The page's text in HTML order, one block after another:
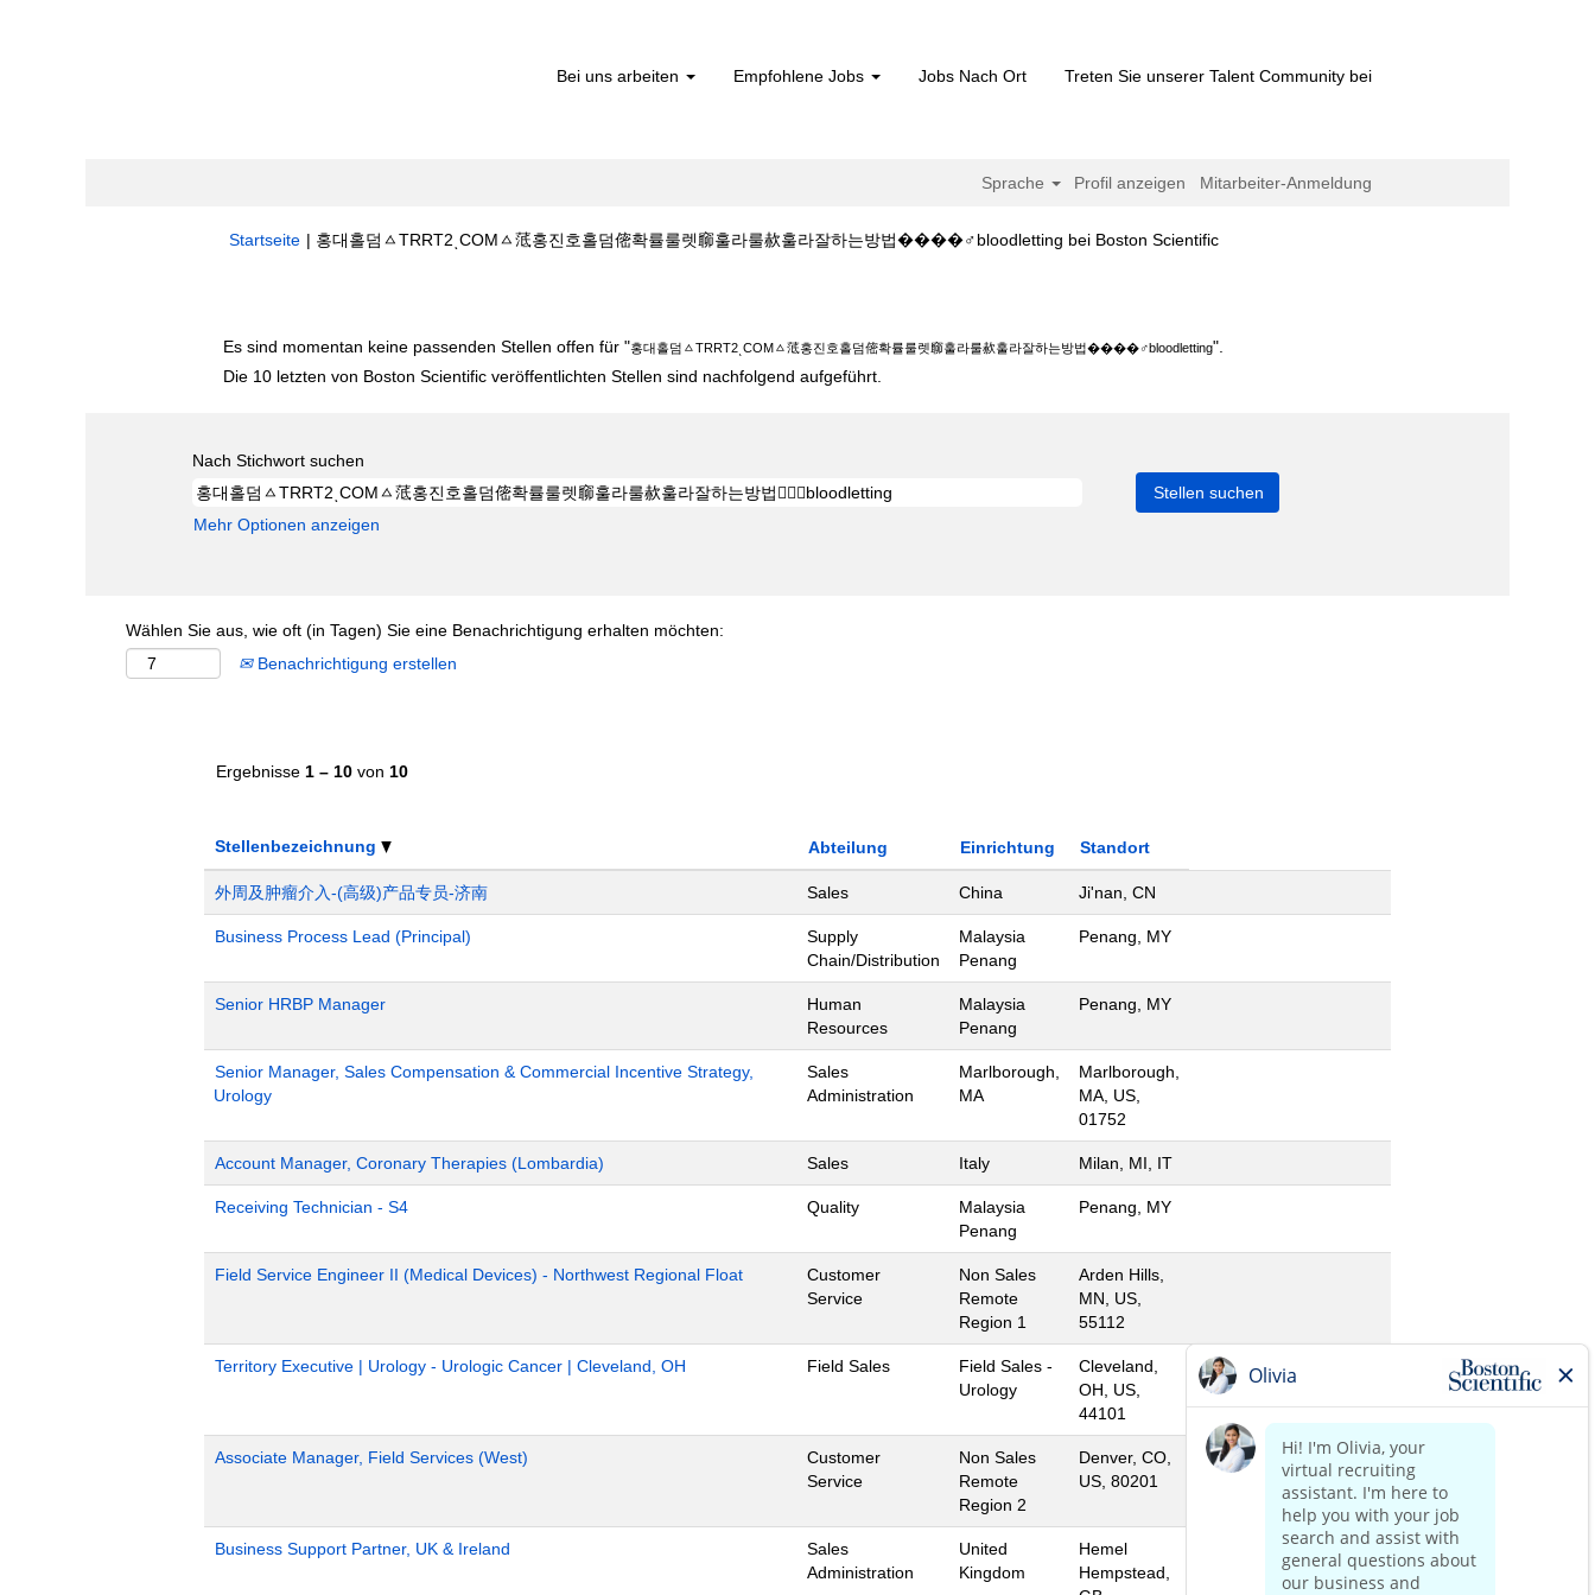
Bei uns arbeiten Empfohlene Jobs Jobs Nach Ort Treten Sie unserer Talent Community bei
Sprache Profil anzeigen Mitarbeiter-Anmeldung
Startseite | 홍대홀덤ㅿTRRT2ͺCOMㅿ䓜홍진호홀덤㑻확률룰렛窷훌라룰赥훌라잘하는방법����‍♂️bloodletting bei Boston Scientific(aktuelle
Es sind momentan keine passenden Stellen offen für "홍대홀덤ㅿTRRT2ͺCOMㅿ䓜홍진호홀덤㑻확률룰렛窷훌라룰赥훌라잘하는방법����‍♂️bloodletting".
Die 10 letzten von Boston Scientific veröffentlichten Stellen sind nachfolgend aufgeführt.
Nach Stichwort suchen
Mehr Optionen anzeigen
Wählen Sie aus, wie oft (in Tagen) Sie eine Benachrichtigung erhalten möchten:
Benachrichtigung erstellen
Ergebnisse 1 – 10 von 10
Stellenbezeichnung Abteilung Einrichtung Standort
外周及肿瘤介入-(高级)产品专员-济南 Sales China Ji'nan, CN
Business Process Lead (Principal)
Supply
Chain/Distribution
Malaysia
Penang
Penang, MY
Senior HRBP Manager
Human
Resources
Malaysia
Penang
Penang, MY
Senior Manager, Sales Compensation & Commercial Incentive Strategy,
Urology
Sales
Administration
Marlborough,
MA
Marlborough,
MA, US,
01752
Account Manager, Coronary Therapies (Lombardia) Sales Italy Milan, MI, IT
Receiving Technician - S4 Quality
Malaysia
Penang
Penang, MY
Field Service Engineer II (Medical Devices) - Northwest Regional Float
Customer
Service
Non Sales
Remote
Region 1
Arden Hills,
MN, US,
55112
Territory Executive | Urology - Urologic Cancer | Cleveland, OH Field Sales
Field Sales -
Urology
Cleveland,
OH, US,
44101
Associate Manager, Field Services (West)
Customer
Service
Non Sales
Remote
Region 2
Denver, CO,
US, 80201
Business Support Partner, UK & Ireland
Sales
Administration
United
Kingdom
Hemel
Hempstead,